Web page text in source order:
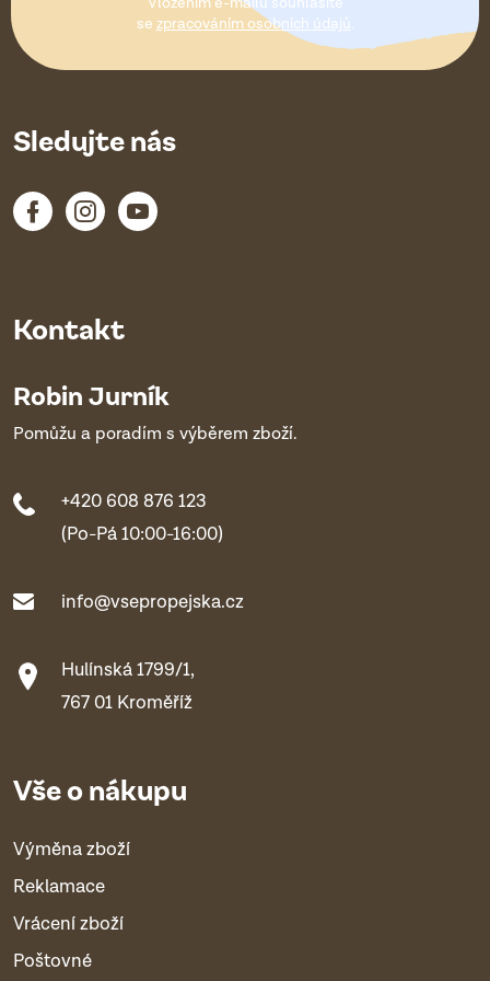
se zpracováním osobních údajů.
Kontakt
Robin Jurník
Pomůžu a poradím s výběrem zboží.
+420 608 876 123
(Po-Pá 10:00-16:00)
info@vsepropejska.cz
Hulínská 1799/1,
767 01 Kroměříž
Vše o nákupu
Výměna zboží
Reklamace
Vrácení zboží
Poštovné
Sledujte nás